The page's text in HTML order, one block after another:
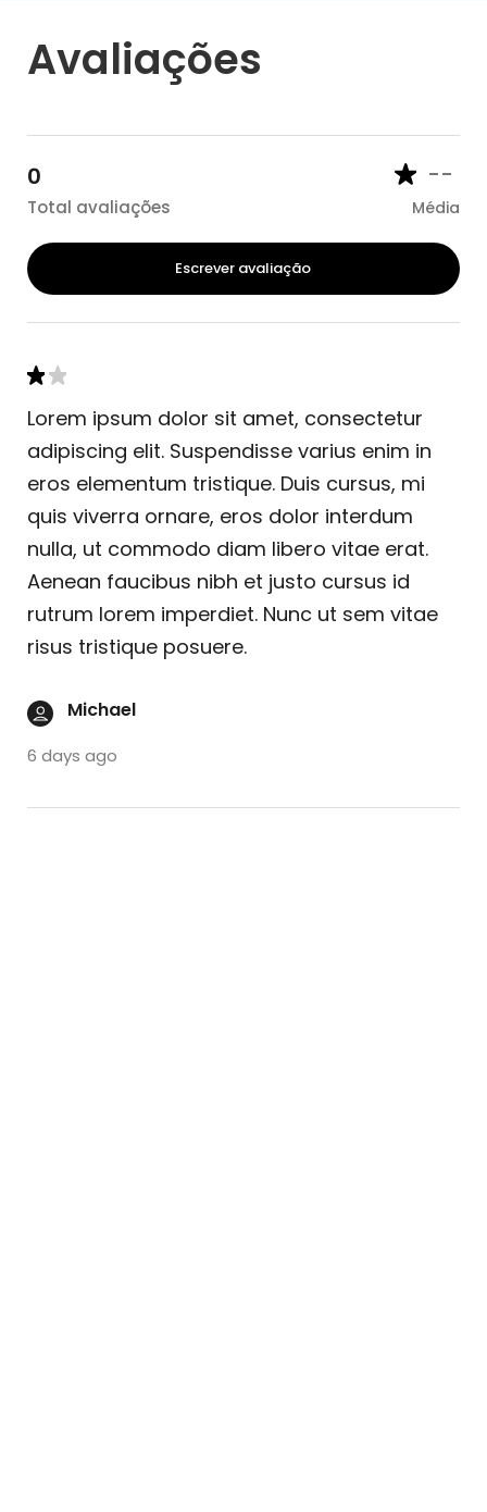
Avaliações
0
Total avaliações
--
Média
Escrever avaliação
Lorem ipsum dolor sit amet, consectetur
adipiscing elit. Suspendisse varius enim in
eros elementum tristique. Duis cursus, mi
quis viverra ornare, eros dolor interdum
nulla, ut commodo diam libero vitae erat.
Aenean faucibus nibh et justo cursus id
rutrum lorem imperdiet. Nunc ut sem vitae
risus tristique posuere.
Michael
6 days ago